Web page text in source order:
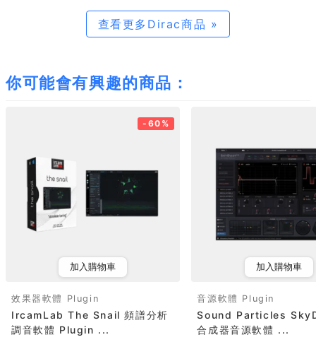
查看更多Dirac商品 »
你可能會有興趣的商品：
-60%
加入購物車
效果器軟體 Plugin
IrcamLab The Snail 頻譜分析
調音軟體 Plugin ...
加入購物車
音源軟體 Plugin
Sound Particles
合成器音源軟體 ...